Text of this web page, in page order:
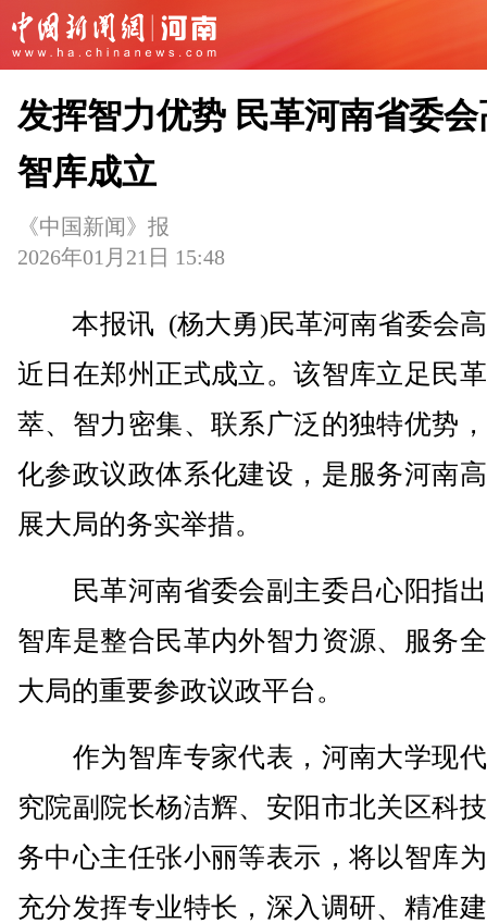
发挥智力优势 民革河南省委会
智库成立
《中国新闻》报
2026年01月21日 15:48
本报讯 (杨大勇)民革河南省委会高
近日在郑州正式成立。该智库立足民
萃、智力密集、联系广泛的独特优势
化参政议政体系化建设，是服务河南
展大局的务实举措。
民革河南省委会副主委吕心阳指
智库是整合民革内外智力资源、服务
大局的重要参政议政平台。
作为智库专家代表，河南大学现
究院副院长杨洁辉、安阳市北关区科
务中心主任张小丽等表示，将以智库
充分发挥专业特长，深入调研、精准